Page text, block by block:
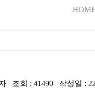
조회 : 41490 작성일 :